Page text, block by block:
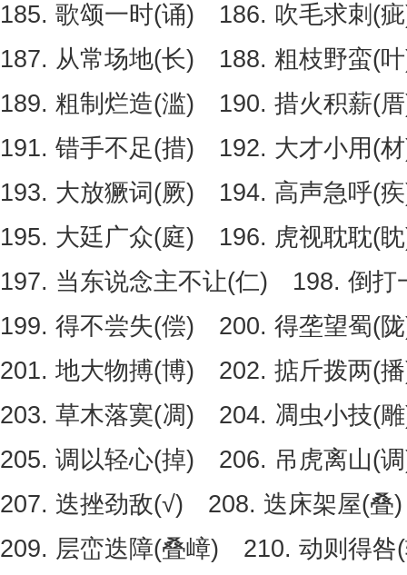
185. 歌颂一时(诵) 186. 吹毛求刺(
187. 从常场地(长) 188. 粗枝野蛮(
189. 粗制烂造(滥) 190. 措火积薪
191. 错手不足(措) 192. 大才小用(
193. 大放獗词(厥) 194. 高声急呼(
195. 大廷广众(庭) 196. 虎视耽耽(
197. 当东说念主不让(仁) 198. 倒打
199. 得不尝失(偿) 200. 得垄望蜀(
201. 地大物搏(博) 202. 掂斤拨两
203. 草木落寞(凋) 204. 凋虫小技(
205. 调以轻心(掉) 206. 吊虎离山(
207. 迭挫劲敌(√) 208. 迭床架屋(叠)
209. 层峦迭障(叠嶂) 210. 动则得咎